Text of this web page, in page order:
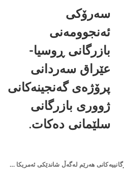
سەرۆکی
ئەنجوومەنی
بازرگانی ڕوسیا-
عێراق سەردانی
پرۆژەی گەنجینەکانی
ژووری بازرگانی
سلێمانی دەکات.
هەرێم لەگەڵ شاندێكی ئەمریكا كۆبونەوە